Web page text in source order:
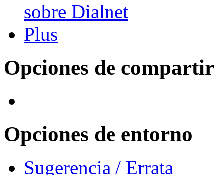
Opciones de compartir
Opciones de entorno
Sugerencia / Errata